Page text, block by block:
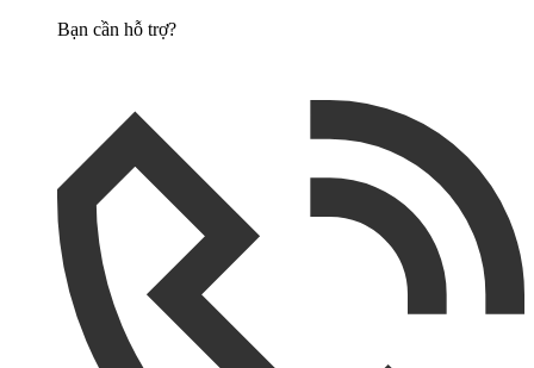
Bạn cần hỗ trợ?